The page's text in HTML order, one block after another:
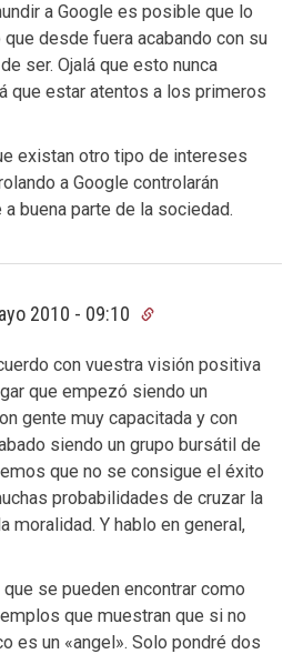
a Google es posible que lo
desde fuera acabando con su
ser. Ojalá que esto nunca
que estar atentos a los primeros
existan otro tipo de intereses
a Google controlarán
buena parte de la sociedad.
2010 - 09:10
con vuestra visión positiva
que empezó siendo un
gente muy capacitada y con
siendo un grupo bursátil de
que no se consigue el éxito
probabilidades de cruzar la
moralidad. Y hablo en general,
se pueden encontrar como
que muestran que si no
es un «angel». Solo pondré dos